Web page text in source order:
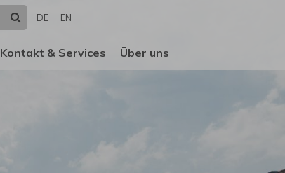
Suchen
DE EN
Kontakt & Services Über uns